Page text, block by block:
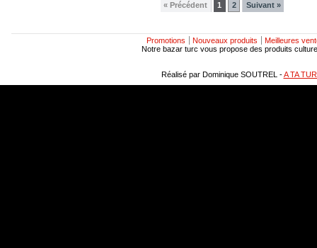
« Précédent 1 2 Suivant »
Promotions Nouveaux produits
Meilleures
Notre bazar turc vous propose des produits
Réalisé par Dominique SOUTREL -A TA